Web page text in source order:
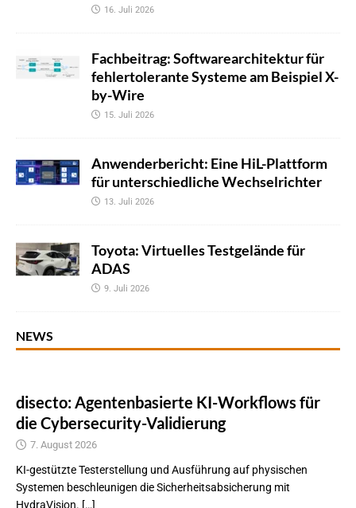
16. Juli 2026
Fachbeitrag: Softwarearchitektur für
fehlertolerante Systeme am Beispiel X-
by-Wire
15. Juli 2026
Anwenderbericht: Eine HiL-Plattform
für unterschiedliche Wechselrichter
13. Juli 2026
Toyota: Virtuelles Testgelände für
ADAS
9. Juli 2026
NEWS
disecto: Agentenbasierte KI-Workflows für
die Cybersecurity-Validierung
7. August 2026
KI-gestützte Testerstellung und Ausführung auf physischen
Systemen beschleunigen die Sicherheitsabsicherung mit
HydraVision. […]